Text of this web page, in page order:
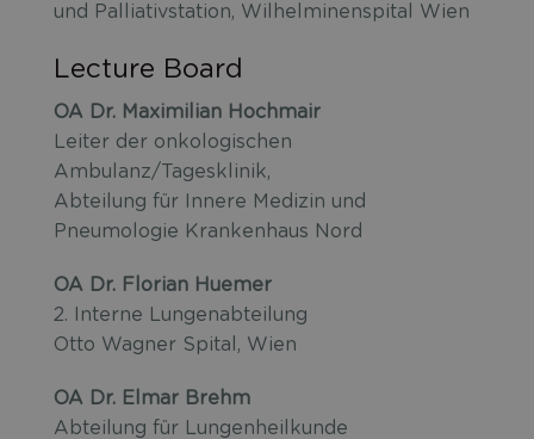
und Palliativstation, Wilhelminenspital Wien
Lecture Board
OA Dr. Maximilian Hochmair
Leiter der onkologischen
Ambulanz/Tagesklinik,
Abteilung für Innere Medizin und
Pneumologie Krankenhaus Nord
OA Dr. Florian Huemer
2. Interne Lungenabteilung
Otto Wagner Spital, Wien
OA Dr. Elmar Brehm
Abteilung für Lungenheilkunde